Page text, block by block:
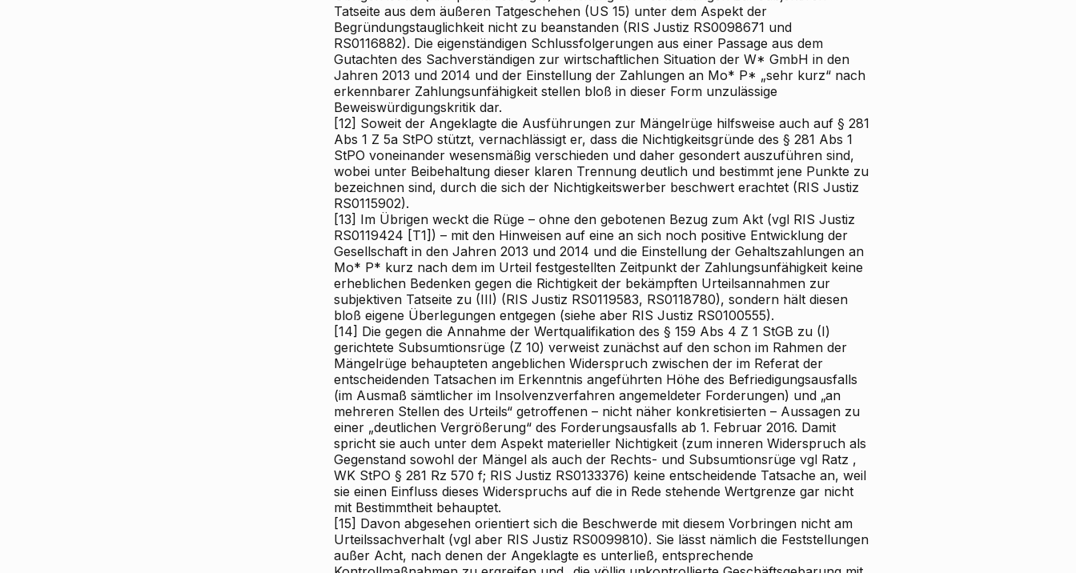
Tatseite aus dem äußeren Tatgeschehen (US 15) unter dem Aspekt der
Begründungstauglichkeit nicht zu beanstanden (RIS Justiz RS0098671 und
RS0116882). Die eigenständigen Schlussfolgerungen aus einer Passage aus dem
Gutachten des Sachverständigen zur wirtschaftlichen Situation der W* GmbH in den
Jahren 2013 und 2014 und der Einstellung der Zahlungen an Mo* P* „sehr kurz“ nach
erkennbarer Zahlungsunfähigkeit stellen bloß in dieser Form unzulässige
Beweiswürdigungskritik dar.
[12] Soweit der Angeklagte die Ausführungen zur Mängelrüge hilfsweise auch auf § 281
Abs 1 Z 5a StPO stützt, vernachlässigt er, dass die Nichtigkeitsgründe des § 281 Abs 1
StPO voneinander wesensmäßig verschieden und daher gesondert auszuführen sind,
wobei unter Beibehaltung dieser klaren Trennung deutlich und bestimmt jene Punkte zu
bezeichnen sind, durch die sich der Nichtigkeitswerber beschwert erachtet (RIS Justiz
RS0115902).
[13] Im Übrigen weckt die Rüge – ohne den gebotenen Bezug zum Akt (vgl RIS Justiz
RS0119424 [T1]) – mit den Hinweisen auf eine an sich noch positive Entwicklung der
Gesellschaft in den Jahren 2013 und 2014 und die Einstellung der Gehaltszahlungen an
Mo* P* kurz nach dem im Urteil festgestellten Zeitpunkt der Zahlungsunfähigkeit keine
erheblichen Bedenken gegen die Richtigkeit der bekämpften Urteilsannahmen zur
subjektiven Tatseite zu (III) (RIS Justiz RS0119583, RS0118780), sondern hält diesen
bloß eigene Überlegungen entgegen (siehe aber RIS Justiz RS0100555).
[14] Die gegen die Annahme der Wertqualifikation des § 159 Abs 4 Z 1 StGB zu (I)
gerichtete Subsumtionsrüge (Z 10) verweist zunächst auf den schon im Rahmen der
Mängelrüge behaupteten angeblichen Widerspruch zwischen der im Referat der
entscheidenden Tatsachen im Erkenntnis angeführten Höhe des Befriedigungsausfalls
(im Ausmaß sämtlicher im Insolvenzverfahren angemeldeter Forderungen) und „an
mehreren Stellen des Urteils“ getroffenen – nicht näher konkretisierten – Aussagen zu
einer „deutlichen Vergrößerung“ des Forderungsausfalls ab 1. Februar 2016. Damit
spricht sie auch unter dem Aspekt materieller Nichtigkeit (zum inneren Widerspruch als
Gegenstand sowohl der Mängel als auch der Rechts- und Subsumtionsrüge vgl Ratz ,
WK StPO § 281 Rz 570 f; RIS Justiz RS0133376) keine entscheidende Tatsache an, weil
sie einen Einfluss dieses Widerspruchs auf die in Rede stehende Wertgrenze gar nicht
mit Bestimmtheit behauptet.
[15] Davon abgesehen orientiert sich die Beschwerde mit diesem Vorbringen nicht am
Urteilssachverhalt (vgl aber RIS Justiz RS0099810). Sie lässt nämlich die Feststellungen
außer Acht, nach denen der Angeklagte es unterließ, entsprechende